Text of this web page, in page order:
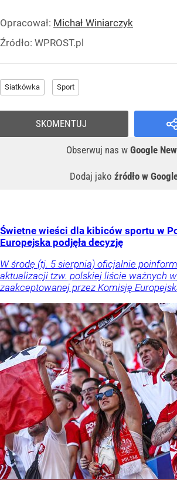
Opracował: Michał Winiarczyk
Źródło: WPROST.pl
Siatkówka Sport
Obserwuj nas w Google
Dodaj jako źródło w
SKOMENTUJ
Świetne wieści dla kibiców sportu w
Europejska podjęła decyzję
W środę (tj. 5 sierpnia) oficjalnie
aktualizacji tzw. polskiej liście ważnych
zaakceptowanej przez Komisję